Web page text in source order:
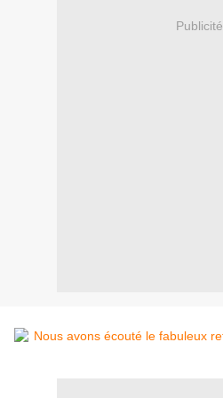
Publicité